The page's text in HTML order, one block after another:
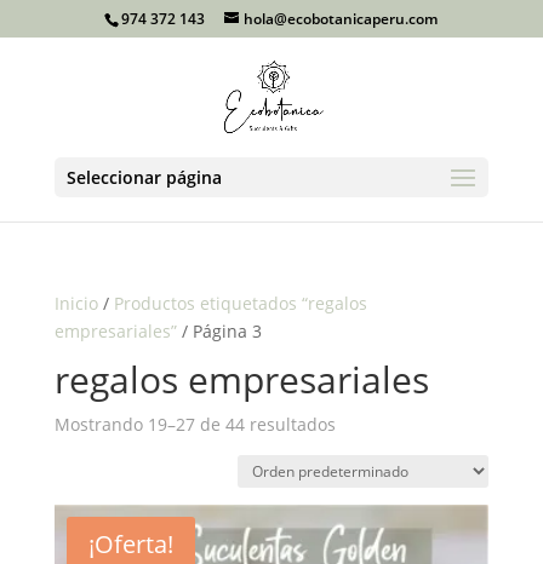
974 372 143 hola@ecobotanicaperu.com
Seleccionar página
Inicio/ Productos etiquetados “regalos
empresariales”/ Página 3
regalos empresariales
Mostrando 19–27 de 44 resultados
¡Oferta!